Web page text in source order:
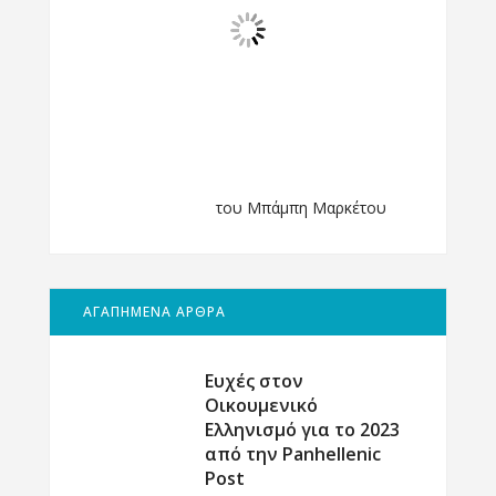
του Μπάμπη Μαρκέτου
ΑΓΑΠΗΜΕΝΑ ΑΡΘΡΑ
Ευχές στον
Οικουμενικό
Ελληνισμό για το 2023
από την Panhellenic
Post